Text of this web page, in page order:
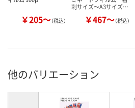
￥205～（税込）
刺サイズ～A3サイズ…
￥467～（税込）
他のバリエーション